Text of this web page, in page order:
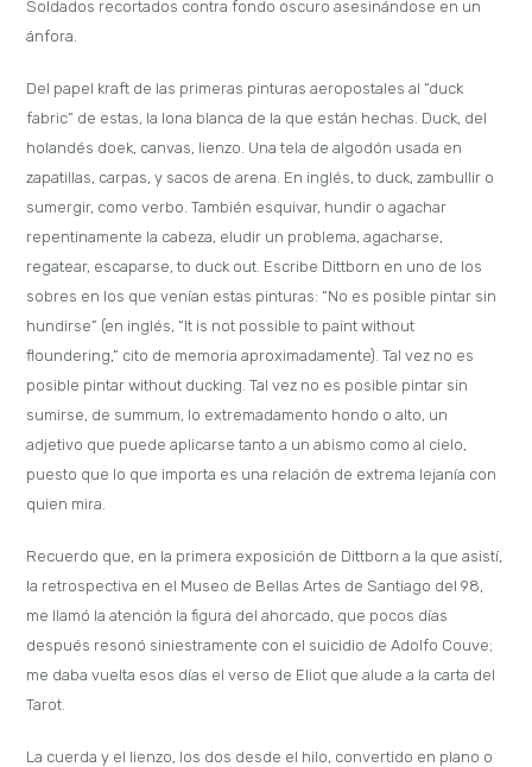
Soldados recortados contra fondo oscuro asesinándose en un
ánfora.
Del papel kraft de las primeras pinturas aeropostales al “duck
fabric” de estas, la lona blanca de la que están hechas. Duck, del
holandés doek, canvas, lienzo. Una tela de algodón usada en
zapatillas, carpas, y sacos de arena. En inglés, to duck, zambullir o
sumergir, como verbo. También esquivar, hundir o agachar
repentinamente la cabeza, eludir un problema, agacharse,
regatear, escaparse, to duck out. Escribe Dittborn en uno de los
sobres en los que venían estas pinturas: “No es posible pintar sin
hundirse” (en inglés, “It is not possible to paint without
floundering,” cito de memoria aproximadamente). Tal vez no es
posible pintar without ducking. Tal vez no es posible pintar sin
sumirse, de summum, lo extremadamento hondo o alto, un
adjetivo que puede aplicarse tanto a un abismo como al cielo,
puesto que lo que importa es una relación de extrema lejanía con
quien mira.
Recuerdo que, en la primera exposición de Dittborn a la que asistí,
la retrospectiva en el Museo de Bellas Artes de Santiago del 98,
me llamó la atención la figura del ahorcado, que pocos días
después resonó siniestramente con el suicidio de Adolfo Couve;
me daba vuelta esos días el verso de Eliot que alude a la carta del
Tarot.
La cuerda y el lienzo, los dos desde el hilo, convertido en plano o